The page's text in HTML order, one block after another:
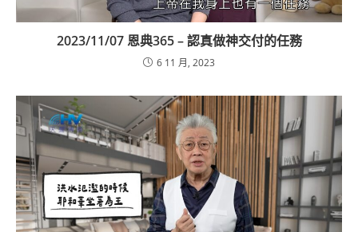
2023/11/07 恩典365 – 認真做神交付的任務
6 11 月, 2023